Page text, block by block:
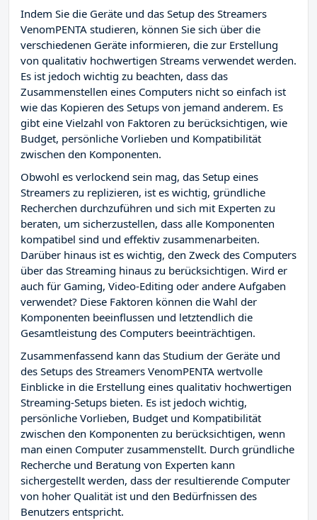
Indem Sie die Geräte und das Setup des Streamers
VenomPENTA studieren, können Sie sich über die
verschiedenen Geräte informieren, die zur Erstellung
von qualitativ hochwertigen Streams verwendet werden.
Es ist jedoch wichtig zu beachten, dass das
Zusammenstellen eines Computers nicht so einfach ist
wie das Kopieren des Setups von jemand anderem. Es
gibt eine Vielzahl von Faktoren zu berücksichtigen, wie
Budget, persönliche Vorlieben und Kompatibilität
zwischen den Komponenten.
Obwohl es verlockend sein mag, das Setup eines
Streamers zu replizieren, ist es wichtig, gründliche
Recherchen durchzuführen und sich mit Experten zu
beraten, um sicherzustellen, dass alle Komponenten
kompatibel sind und effektiv zusammenarbeiten.
Darüber hinaus ist es wichtig, den Zweck des Computers
über das Streaming hinaus zu berücksichtigen. Wird er
auch für Gaming, Video-Editing oder andere Aufgaben
verwendet? Diese Faktoren können die Wahl der
Komponenten beeinflussen und letztendlich die
Gesamtleistung des Computers beeinträchtigen.
Zusammenfassend kann das Studium der Geräte und
des Setups des Streamers VenomPENTA wertvolle
Einblicke in die Erstellung eines qualitativ hochwertigen
Streaming-Setups bieten. Es ist jedoch wichtig,
persönliche Vorlieben, Budget und Kompatibilität
zwischen den Komponenten zu berücksichtigen, wenn
man einen Computer zusammenstellt. Durch gründliche
Recherche und Beratung von Experten kann
sichergestellt werden, dass der resultierende Computer
von hoher Qualität ist und den Bedürfnissen des
Benutzers entspricht.